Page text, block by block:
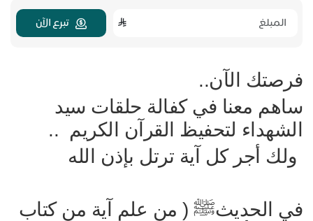
تبرع الآن
فرصتك الآن..
ساهم معنا في كفالة حلقات سيد
الشهداء لتحفيظ القرآن الكريم ..
ولك أجر كل آية ترتل بإذن الله
في الحديثﷺ ( من علم آية من كتاب